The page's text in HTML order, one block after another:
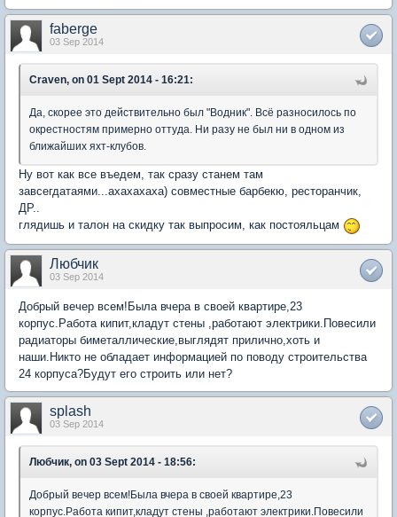
faberge
03 Sep 2014
Craven, on 01 Sept 2014 - 16:21:
Да, скорее это действительно был "Водник". Всё разносилось по
окрестностям примерно оттуда. Ни разу не был ни в одном из
ближайших яхт-клубов.
Ну вот как все въедем, так сразу станем там
завсегдатаями...ахахахаха) совместные барбекю, ресторанчик,
ДР..
глядишь и талон на скидку так выпросим, как постояльцам
Любчик
03 Sep 2014
Добрый вечер всем!Была вчера в своей квартире,23
корпус.Работа кипит,кладут стены ,работают электрики.Повесили
радиаторы биметаллические,выглядят прилично,хоть и
наши.Никто не обладает информацией по поводу строительства
24 корпуса?Будут его строить или нет?
splash
03 Sep 2014
Любчик, on 03 Sept 2014 - 18:56:
Добрый вечер всем!Была вчера в своей квартире,23
корпус.Работа кипит,кладут стены ,работают электрики.Повесили